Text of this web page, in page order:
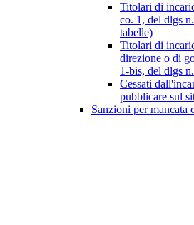
Titolari di
co. 1, del dlgs
tabelle)
Titolari di
direzione o di
1-bis, del dlgs
Cessati
pubblicare sul
Sanzioni per mancata